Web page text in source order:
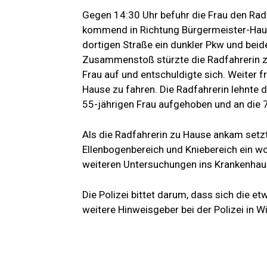
Gegen 14:30 Uhr befuhr die Frau den
kommend in Richtung Bürgermeister-
dortigen Straße ein dunkler Pkw und
Zusammenstoß stürzte die Radfahrerin
Frau auf und entschuldigte sich. Weiter
Hause zu fahren. Die Radfahrerin lehnte
55-jährigen Frau aufgehoben und an die
Als die Radfahrerin zu Hause ankam
Ellenbogenbereich und Kniebereich ein
weiteren Untersuchungen ins
Die Polizei bittet darum, dass sich die
weitere Hinweisgeber bei der Polizei in